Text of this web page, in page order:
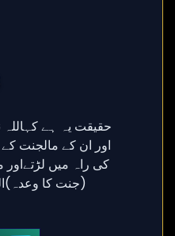
حقیقت یہ ہے
اور ان کے مالجنت کے
کی راہ میں
(جنت کا